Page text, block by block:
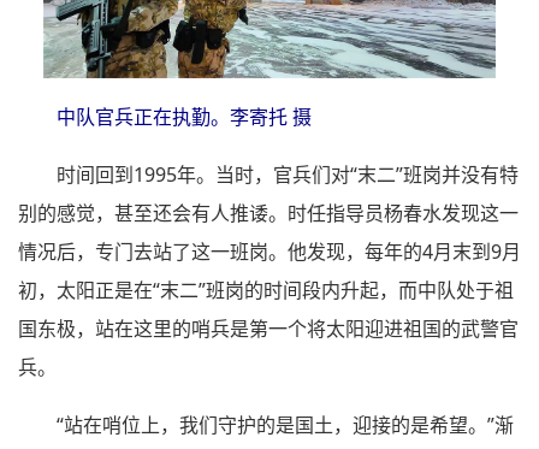
中队官兵正在执勤。李寄托 摄
时间回到1995年。当时，官兵们对“末二”班岗并没有特
别的感觉，甚至还会有人推诿。时任指导员杨春水发现这一
情况后，专门去站了这一班岗。他发现，每年的4月末到9月
初，太阳正是在“末二”班岗的时间段内升起，而中队处于祖
国东极，站在这里的哨兵是第一个将太阳迎进祖国的武警官
兵。
“站在哨位上，我们守护的是国土，迎接的是希望。”渐